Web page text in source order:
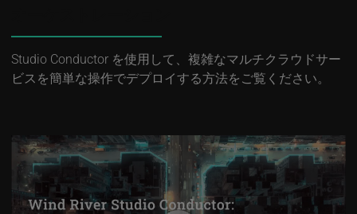
Studio Conductor を使用して、複雑なマルチクラウドサー
ビスを簡単な操作でデプロイする方法をご覧ください。